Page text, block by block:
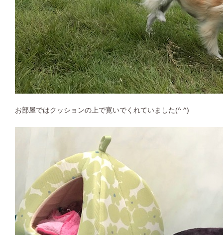
お部屋ではクッションの上で寛いでくれていました(^ ^)